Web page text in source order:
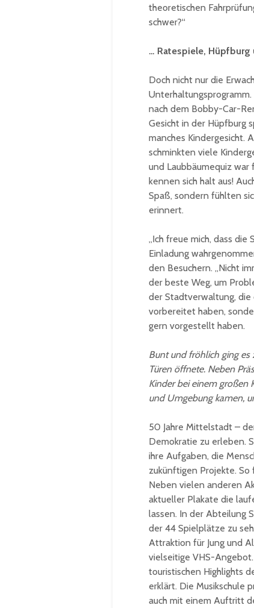
theoretischen
schwer?“
… Ratespiele,
Doch nicht nur die
Unterhaltungsprogramm.
nach dem Bobby-Car-
Gesicht in der Hüpfburg
manches Kindergesicht.
schminkten viele
und Laubbäumequiz war
kennen sich halt aus!
Spaß, sondern fühlten
erinnert.
„Ich freue mich, dass
Einladung
den Besuchern. „Nicht
der beste Weg, um
der Stadtverwaltung,
vorbereitet haben,
gern vorgestellt haben.
Bunt und fröhlich ging es
Türen öffnete. Neben
Kinder bei einem großen
und Umgebung kamen,
50 Jahre Mittelstadt –
Demokratie zu erleben.
ihre Aufgaben, die
zukünftigen Projekte.
Neben vielen anderen
aktueller Plakate die
lassen. In der Abteilung
der 44 Spielplätze zu
Attraktion für Jung und
vielseitige VHS-
touristischen Highlights
erklärt. Die Musikschule
auch mit einem Auftritt